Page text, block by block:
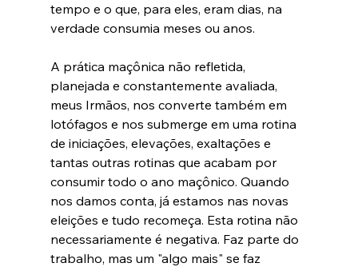
tempo e o que, para eles, eram dias, na
verdade consumia meses ou anos.
A prática maçônica não refletida,
planejada e constantemente avaliada,
meus Irmãos, nos converte também em
lotófagos e nos submerge em uma rotina
de iniciações, elevações, exaltações e
tantas outras rotinas que acabam por
consumir todo o ano maçônico. Quando
nos damos conta, já estamos nas novas
eleições e tudo recomeça. Esta rotina não
necessariamente é negativa. Faz parte do
trabalho, mas um "algo mais" se faz